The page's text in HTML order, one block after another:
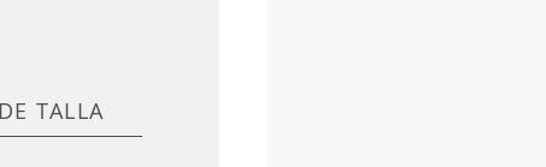
TALLA